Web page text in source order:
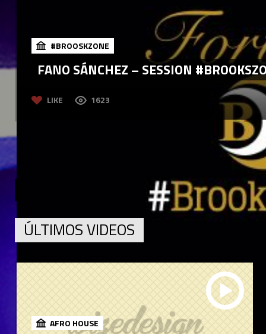
#BROOSKZONE
FANO SÁNCHEZ – SESSION
LIKE 1623
4 5 6 7 8
ÚLTIMOS VIDEOS
AFRO HOUSE